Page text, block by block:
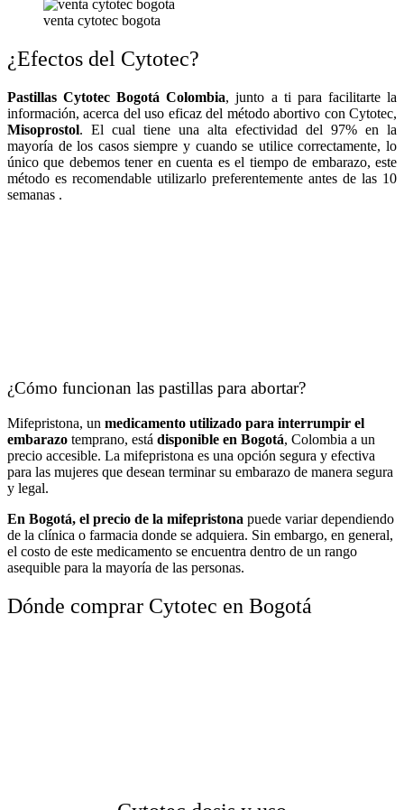
venta cytotec bogota
¿Efectos del Cytotec?
Pastillas Cytotec Bogotá Colombia, junto a ti para facilitarte la
información, acerca del uso eficaz del método abortivo con Cytotec,
Misoprostol. El cual tiene una alta efectividad del 97% en la
mayoría de los casos siempre y cuando se utilice correctamente, lo
único que debemos tener en cuenta es el tiempo de embarazo, este
método es recomendable utilizarlo preferentemente antes de las 10
semanas .
¿Cómo funcionan las pastillas para abortar?
Mifepristona, un medicamento utilizado para interrumpir el
embarazo temprano, está disponible en Bogotá, Colombia a un
precio accesible. La mifepristona es una opción segura y efectiva
para las mujeres que desean terminar su embarazo de manera segura
y legal.
En Bogotá, el precio de la mifepristona puede variar dependiendo
de la clínica o farmacia donde se adquiera. Sin embargo, en general,
el costo de este medicamento se encuentra dentro de un rango
asequible para la mayoría de las personas.
Dónde comprar Cytotec en Bogotá